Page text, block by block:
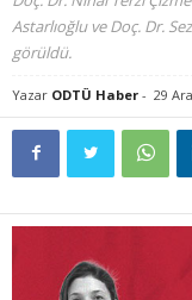
Astarlıoğlu ve Doç. Dr.
görüldü.
Yazar ODTÜ Haber - 29